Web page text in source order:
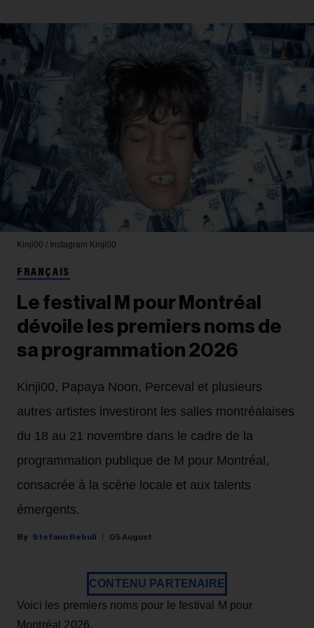
Kinji00 / Instagram Kinji00
FRANÇAIS
Le festival M pour Montréal
dévoile les premiers noms de
sa programmation 2026
Kinji00, Papaya Noon, Perceval et plusieurs
autres artistes investiront les salles montréalaises
du 18 au 21 novembre dans le cadre de la
programmation publique de M pour Montréal,
consacrée à la scène locale et aux talents
émergents.
Stefano Rebuli 05 August
CONTENU PARTENAIRE
Voici les premiers noms pour le festival M pour
Montréal 2026.